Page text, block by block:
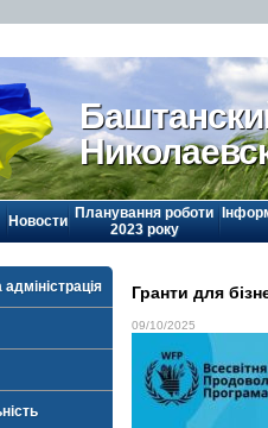
Новости Планування роботи
2023 року
Гранти для
09/10/2025